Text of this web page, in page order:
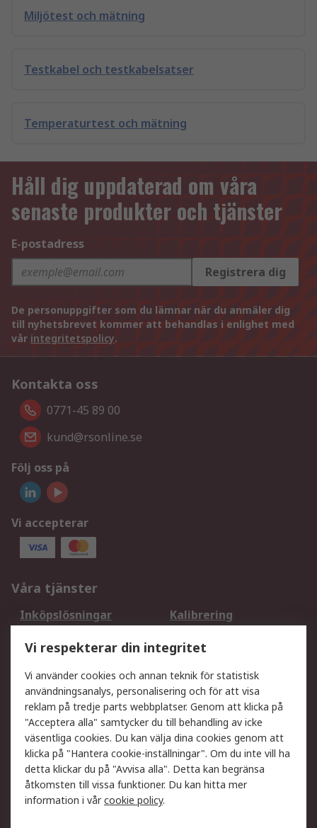
Miljötest och mätning
Testkabel och testkabelsatser
Temperaturtest och mätning
Håll dig uppdaterad om våra
senaste produkter och tjänster
E-postadress
Registrera dig
De personuppgifter som du lämnar när du anmäler dig
till nyhetsbrevet kommer att behandlas i enlighet med
vår integritetspolicy.
Kontakta oss
0771-45 89 00
kund@rsonline.se
Följ oss på
Vi accepterar
Våra tjänster
Inköpslösningar
Kalibrering
DesignSpark
Teknisk Support
Ditt lokala säljteam
Exportlösningar
Support
Få hjälp
Retur av varor
Leverans
Spåra din order
Begär en fakturakopi
Fördelar med RS-konto
Betalningsalternativ
Vi respekterar din integritet
Vi använder cookies och annan teknik för statistisk
användningsanalys, personalisering och för att visa
reklam på tredje parts webbplatser. Genom att klicka på
"Acceptera alla" samtycker du till behandling av icke
väsentliga cookies. Du kan välja dina cookies genom att
klicka på "Hantera cookie-inställningar". Om du inte vill ha
detta klickar du på "Avvisa alla". Detta kan begränsa
åtkomsten till vissa funktioner. Du kan hitta mer
information i vårcookie policy.